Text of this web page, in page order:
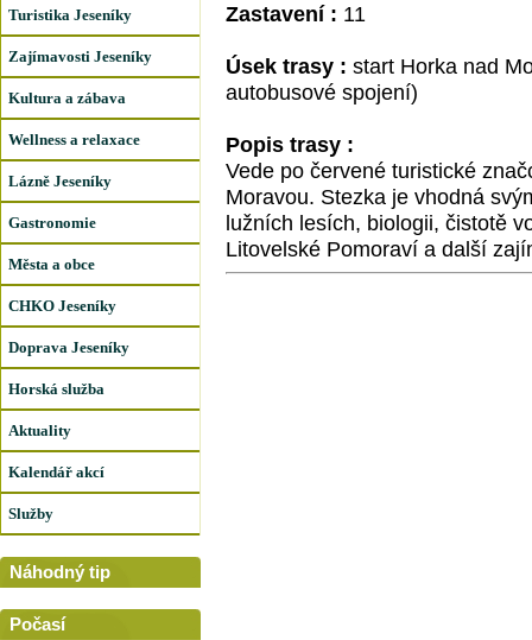
Turistika Jeseníky
Zajímavosti Jeseníky
Kultura a zábava
Wellness a relaxace
Lázně Jeseníky
Gastronomie
Města a obce
CHKO Jeseníky
Doprava Jeseníky
Horská služba
Aktuality
Kalendář akcí
Služby
Náhodný tip
Počasí
Zastavení : 11
Úsek trasy : start Horka nad
autobusové spojení)
Popis trasy :
Vede po červené turistické
Moravou. Stezka je vhodná
lužních lesích, biologii, čistotě
Litovelské Pomoraví a další